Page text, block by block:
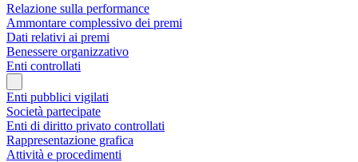
Relazione sulla performance
Ammontare complessivo dei premi
Dati relativi ai premi
Benessere organizzativo
Enti controllati
Enti pubblici vigilati
Società partecipate
Enti di diritto privato controllati
Rappresentazione grafica
Attività e procedimenti